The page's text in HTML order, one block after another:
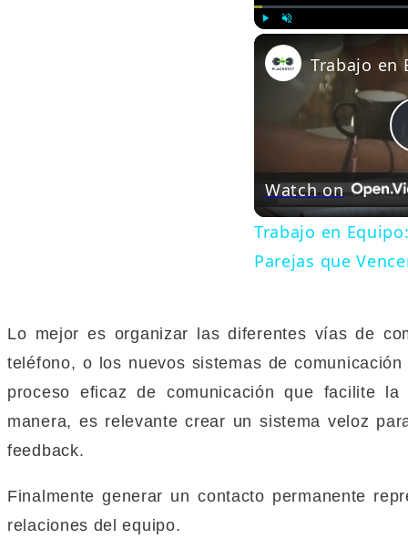
Watch on
Trabajo en
Parejas que
Lo mejor es organizar las diferentes vías de
teléfono, o los nuevos sistemas de
proceso eficaz de comunicación que facilite
manera, es relevante crear un sistema veloz
feedback.
Finalmente generar un contacto permanente
relaciones del equipo.